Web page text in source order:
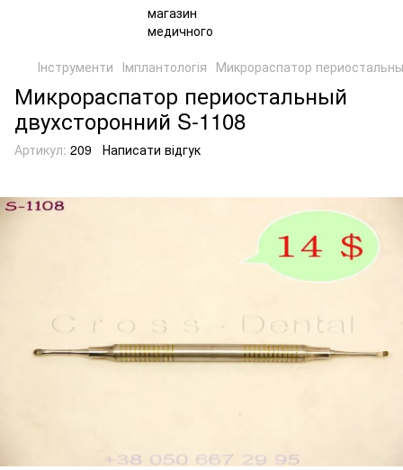
Інструменти Імплантологія Микрораспатор
Микрораспатор периостальный
двухсторонний S-1108
Артикул: 209 Написати відгук